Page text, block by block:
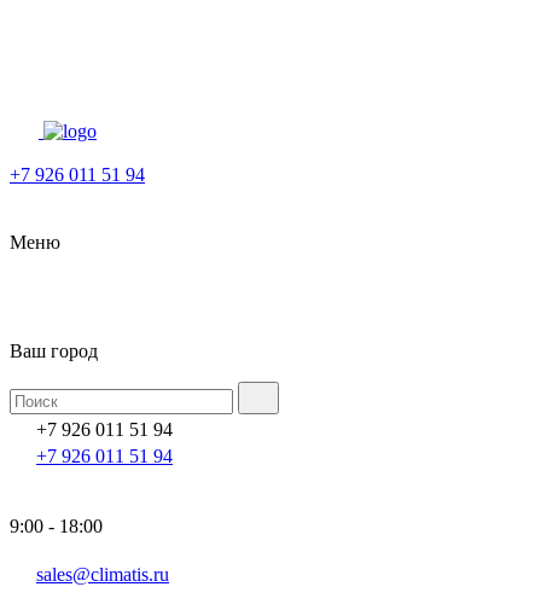
+7 926 011 51 94
Меню
Ваш город
+7 926 011 51 94
+7 926 011 51 94
9:00 - 18:00
sales@climatis.ru